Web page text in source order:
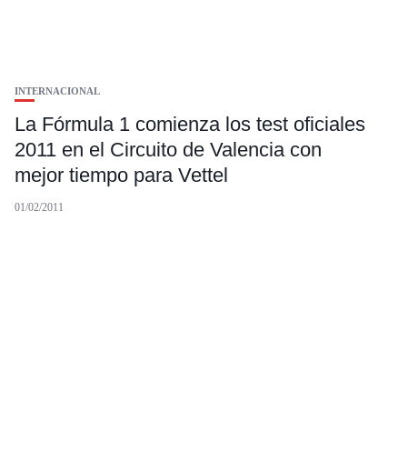
INTERNACIONAL
La Fórmula 1 comienza los test oficiales
2011 en el Circuito de Valencia con
mejor tiempo para Vettel
01/02/2011